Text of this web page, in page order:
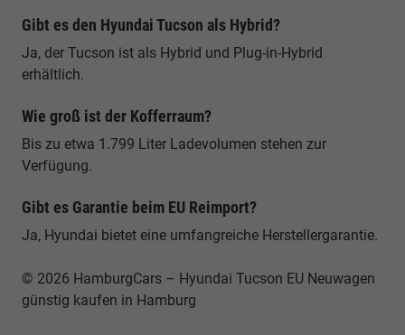
Gibt es den Hyundai Tucson als Hybrid?
Ja, der Tucson ist als Hybrid und Plug-in-Hybrid
erhältlich.
Wie groß ist der Kofferraum?
Bis zu etwa 1.799 Liter Ladevolumen stehen zur
Verfügung.
Gibt es Garantie beim EU Reimport?
Ja, Hyundai bietet eine umfangreiche Herstellergarantie.
© 2026 HamburgCars – Hyundai Tucson EU Neuwagen
günstig kaufen in Hamburg